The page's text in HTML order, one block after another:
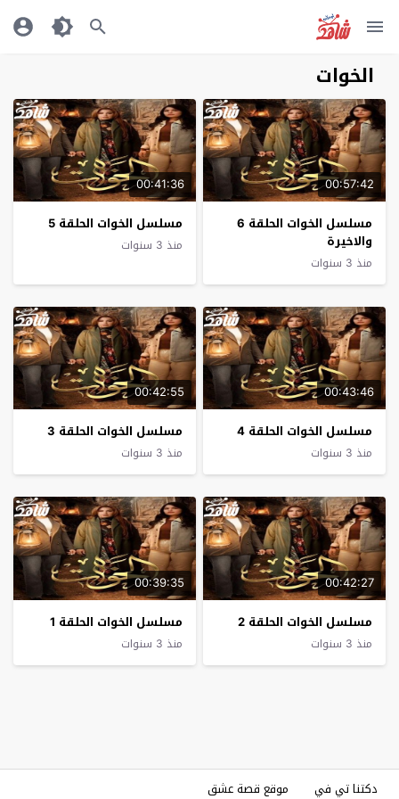
الخوات
00:57:42
مسلسل الخوات الحلقة 6
والاخيرة
منذ 3 سنوات
00:41:36
مسلسل الخوات الحلقة 5
منذ 3 سنوات
00:43:46
مسلسل الخوات الحلقة 4
منذ 3 سنوات
00:42:55
مسلسل الخوات الحلقة 3
منذ 3 سنوات
00:42:27
مسلسل الخوات الحلقة 2
منذ 3 سنوات
00:39:35
مسلسل الخوات الحلقة 1
منذ 3 سنوات
دكتنا تي في موقع قصة عشق